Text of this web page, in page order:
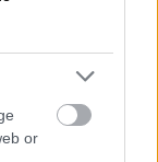
or
Äripäeva
sekka.
ausus,
kui üks pere